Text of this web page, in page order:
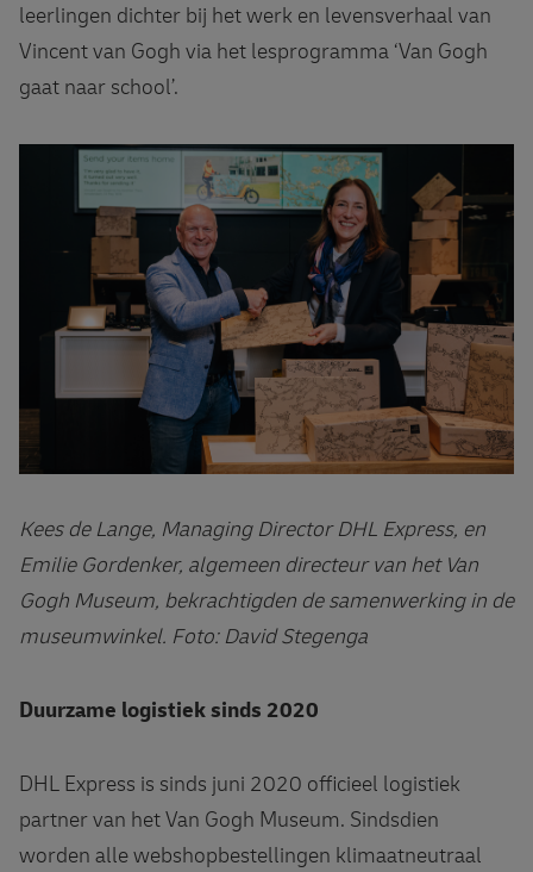
leerlingen dichter bij het werk en levensverhaal van
Vincent van Gogh via het lesprogramma ‘Van Gogh
gaat naar school’.
Kees de Lange, Managing Director DHL Express, en
Emilie Gordenker, algemeen directeur van het Van
Gogh Museum, bekrachtigden de samenwerking in de
museumwinkel. Foto: David Stegenga
Duurzame logistiek sinds 2020
DHL Express is sinds juni 2020 officieel logistiek
partner van het Van Gogh Museum. Sindsdien
worden alle webshopbestellingen klimaatneutraal